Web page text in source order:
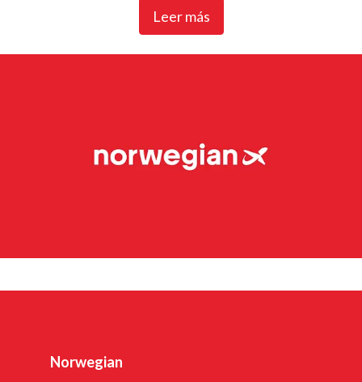
Leer más
Norwegian Air Shuttle, la mayor aerolínea noruega con
aviones Boeing 737-800 y 737 MAX 8.
La aerolínea cuenta con más de 3.500 empleados.
propia red comercial. En 2023, la aerolínea contaba con
Norwegian